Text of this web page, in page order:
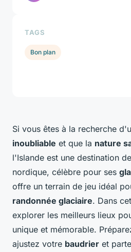
Si vous êtes à la recherche
inoubliable et que la nature
l'Islande est une destination
nordique, célèbre pour ses
offre un terrain de jeu idéal
randonnée glaciaire. Dans
explorer les meilleurs lieux
unique et mémorable.
ajustez votre baudrier et
TAGS
Bon plan